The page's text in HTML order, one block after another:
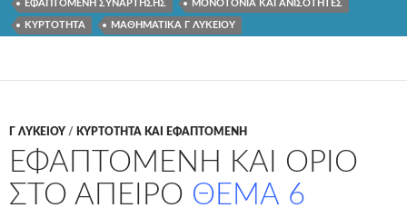
ΕΦΑΠΤΟΜΕΝΗ ΣΥΝΑΡΤΗΣΗΣ ΜΟΝΟΤΟΝΙΑ ΚΑΙ ΑΝΙΣΟΤΗΤΕΣ
ΚΥΡΤΟΤΗΤΑ ΜΑΘΗΜΑΤΙΚΑ Γ ΛΥΚΕΙΟΥ
Γ ΛΥΚΕΊΟΥ / ΚΥΡΤΟΤΗΤΑ ΚΑΙ ΕΦΑΠΤΟΜΕΝΗ
ΕΦΑΠΤΟΜΕΝΗ ΚΑΙ ΟΡΙΟ
ΣΤΟ ΑΠΕΙΡΟ ΘΕΜΑ 6